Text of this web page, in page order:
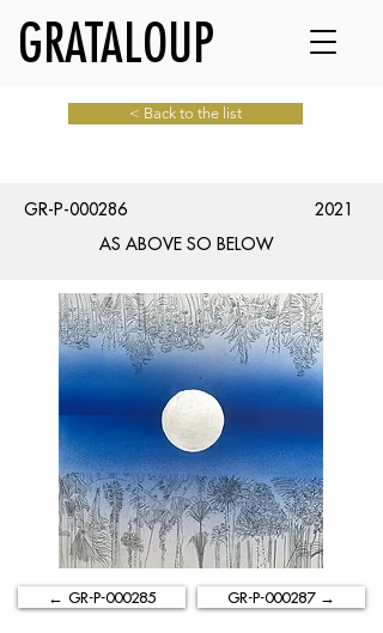
GRATALOUP
< Back to the list
GR-P-000286
2021
AS ABOVE SO BELOW
← GR-P-000285 GR-P-000287 →